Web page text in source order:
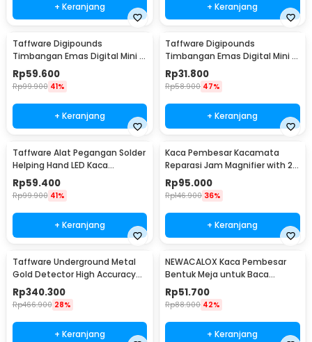
+ Keranjang + Keranjang
Taffware Digipounds
Timbangan Emas Digital Mini 7
Units 0.01g 500g - UF200H
Rp59.600
Rp99.900 41%
+ Keranjang
Taffware Digipounds
Timbangan Emas Digital Mini 5
Units 0.01g 200g - MH-200
Rp31.800
Rp58.900 47%
+ Keranjang
Taffware Alat Pegangan Solder
Helping Hand LED Kaca
Pembesar 3.5X - TE-801
Rp59.400
Rp99.900 41%
+ Keranjang
Kaca Pembesar Kacamata
Reparasi Jam Magnifier with 2
LED 5 Lens 3.5X - 9892B2
Rp95.000
Rp146.900 36%
+ Keranjang
Taffware Underground Metal
Gold Detector High Accuracy
Waterproof - MD-4030
Rp340.300
Rp466.900 28%
+ Keranjang
NEWACALOX Kaca Pembesar
Bentuk Meja untuk Baca
Magnifier with 4 LED 3X - HL-A4
Rp51.700
Rp88.900 42%
+ Keranjang